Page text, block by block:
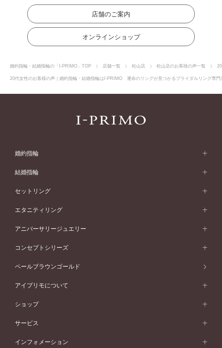
店舗のご案内
オンラインショップ
婚約指輪・結婚指輪の「I-PRIMO」TOP 店舗一覧 松山店 松山店のお客様の声一覧
20代女性のお客様の声｜婚約指輪・結婚指輪はI-PRIMO 運命のリングが見つかるブライダルリング専
婚約指輪
婚約指輪 (エンゲージリング)
婚約指輪一覧
ピンクゴールド
ペールブラウンゴールド
ウェーブライン
V字ライン
ワンサイドメレ
ダブルサイドメレ
シンプル
フェミニン
モード
50万円台～
40万円台～
30万円台～
婚約指輪 人気ランキング
婚約ネックレス
ダイヤモンドシェイプコレクション
結婚指輪
結婚指輪 (マリッジリング)
結婚指輪一覧
ピンクゴールド
ペールブラウンゴールド
ウェーブライン
V字ライン
ワンメレ
セベラルメレ
シンプル
フェミニン
モード
50万円～
40万円～50万円
セットリング
セットリング
セットリング一覧
ピンクゴールド
ペールブラウンゴールド
エタニティリング
エタニティリング
エタニティリング一覧
ピンクゴールド
ペールブラウンゴールド
アニバーサリージュエリー
アニバーサリージュエリー
アニバーサリージュエリー一覧
ファッションリング
ブレスレット
コンセプトシリーズ
コンセプトシリーズ
オリジンビリーフ
エトワル
スワハ
ペールブラウンゴールド
アイプリモについて
アイプリモについて
パーソナルハンド診断
デザインへのこだわり
ショップ
店舗一覧
北海道
サービス
プロポーズサポート
インフォメーション